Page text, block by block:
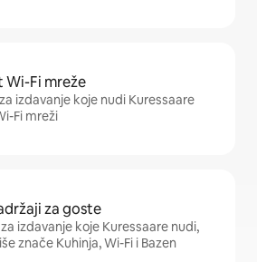
Wi-Fi mreže
izdavanje koje nudi Kuressaare
Fi mreži
za goste
izdavanje koje Kuressaare nudi,
znače Kuhinja, Wi-Fi i Bazen